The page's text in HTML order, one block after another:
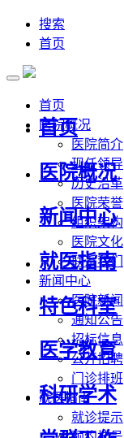
搜索
首页
首页
医院概况
医院简介
现任领导
历史沿革
医院荣誉
组织架构
医院文化
联系我们
新闻中心
医院新闻
通知公告
招标信息
公开招聘
门诊排班
就医指南
就诊提示
首页
医院概况
新闻中心
就医指南
特色科室
医学教育
科研学术